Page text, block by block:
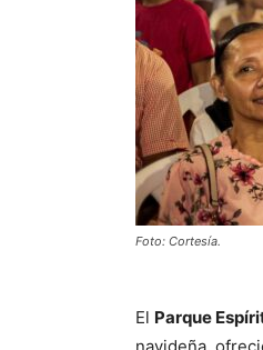
Foto: Cortesía.
El Parque
navideña,